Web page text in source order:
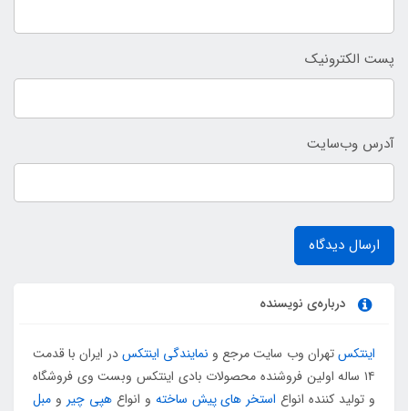
پست الکترونیک
آدرس وب‌سایت
ارسال دیدگاه
درباره‌ی نویسنده
اینتکستهران وب سایت مرجع و نمایندگی اینتکسدر ایران با قدمت
۱۴ ساله اولین فروشنده محصولات بادی اینتکس وبست وی فروشگاه
و تولید کننده انواع استخر های پیش ساخته و انواعهپی چیر و مبل